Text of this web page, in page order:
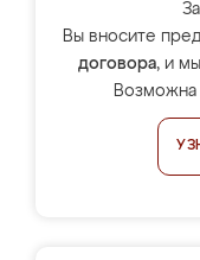
Вы вносите
договора, и
Возможна